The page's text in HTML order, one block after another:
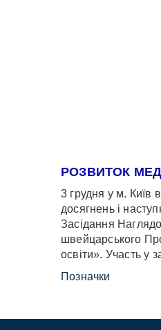
РОЗВИТОК
3 грудня у м. Київ
досягнень і
Засідання
швейцарського
освіти». Участь у
Позначки